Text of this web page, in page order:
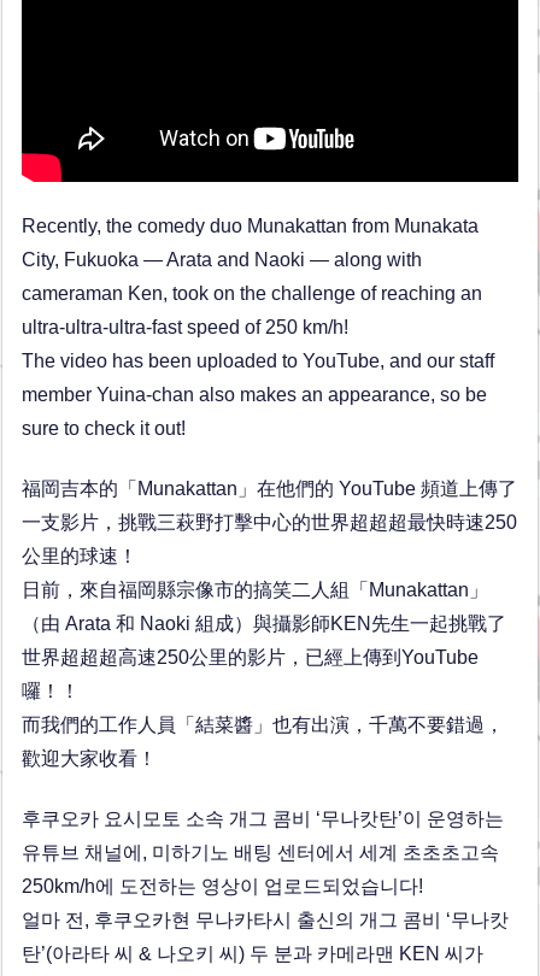
Recently, the comedy duo Munakattan from Munakata
City, Fukuoka — Arata and Naoki — along with
cameraman Ken, took on the challenge of reaching an
ultra-ultra-ultra-fast speed of 250 km/h!
The video has been uploaded to YouTube, and our staff
member Yuina-chan also makes an appearance, so be
sure to check it out!
福岡吉本的「Munakattan」在他們的 YouTube 頻道上傳了
一支影片，挑戰三萩野打擊中心的世界超超超最快時速250
公里的球速！
日前，來自福岡縣宗像市的搞笑二人組「Munakattan」
（由 Arata 和 Naoki 組成）與攝影師KEN先生一起挑戰了
世界超超超高速250公里的影片，已經上傳到YouTube
囉！！
而我們的工作人員「結菜醬」也有出演，千萬不要錯過，
歡迎大家收看！
후쿠오카 요시모토 소속 개그 콤비 ‘무나캇탄’이 운영하는
유튜브 채널에, 미하기노 배팅 센터에서 세계 초초초고속
250km/h에 도전하는 영상이 업로드되었습니다!
얼마 전, 후쿠오카현 무나카타시 출신의 개그 콤비 ‘무나캇
탄’(아라타 씨 & 나오키 씨) 두 분과 카메라맨 KEN 씨가